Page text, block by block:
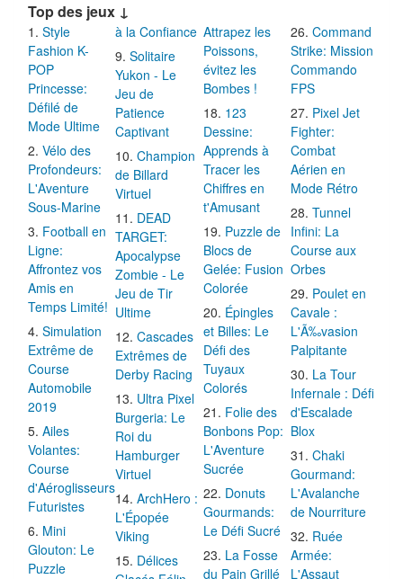
Top des jeux ↓
Style
Fashion K-
POP
Princesse:
Défilé de
Mode Ultime
Vélo des
Profondeurs:
L'Aventure
Sous-Marine
Football en
Ligne:
Affrontez vos
Amis en
Temps Limité!
Simulation
Extrême de
Course
Automobile
2019
Ailes
Volantes:
Course
d'Aéroglisseurs
Futuristes
Mini
Glouton: Le
Puzzle
à la Confiance
Solitaire
Yukon - Le
Jeu de
Patience
Captivant
Champion
de Billard
Virtuel
DEAD
TARGET:
Apocalypse
Zombie - Le
Jeu de Tir
Ultime
Cascades
Extrêmes de
Derby Racing
Ultra Pixel
Burgeria: Le
Roi du
Hamburger
Virtuel
ArchHero :
L'Épopée
Viking
Délices
Attrapez les
Poissons,
évitez les
Bombes !
123
Dessine:
Apprends à
Tracer les
Chiffres en
t'Amusant
Puzzle de
Blocs de
Gelée: Fusion
Colorée
Épingles
et Billes: Le
Défi des
Tuyaux
Colorés
Folie des
Bonbons Pop:
L'Aventure
Sucrée
Donuts
Gourmands:
Le Défi Sucré
La Fosse
du Pain Grillé
Command
Strike: Mission
Commando
FPS
Pixel Jet
Fighter:
Combat
Aérien en
Mode Rétro
Tunnel
Infini: La
Course aux
Orbes
Poulet en
Cavale :
L'Ã‰vasion
Palpitante
La Tour
Infernale : Défi
d'Escalade
Blox
Chaki
Gourmand:
L'Avalanche
de Nourriture
Ruée
Armée:
L'Assaut